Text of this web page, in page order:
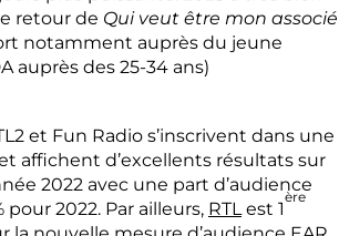
retour de Qui veut être mon associé
notamment auprès du jeune
auprès des 25-34 ans)
et Fun Radio s’inscrivent dans une
affichent d’excellents résultats sur
2022 avec une part d’audience
pour 2022. Par ailleurs, RTLest 1
ère